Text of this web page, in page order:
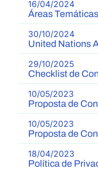
16/04/2024
Áreas
30/10/2024
United Nations
29/10/2025
Checklist de
10/05/2023
Proposta de
10/05/2023
Proposta de
18/04/2023
Política de